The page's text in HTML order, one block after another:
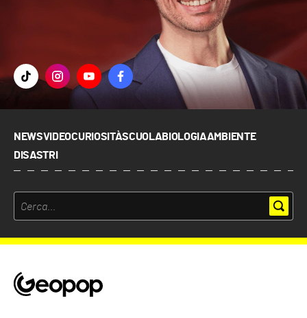
NEWSVIDEOCURIOSITÀSCUOLABIOLOGIAAMBIENTE
DISASTRI